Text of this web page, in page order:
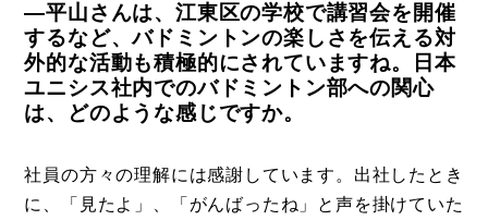
―平山さんは、江東区の学校で講習会を開催
するなど、バドミントンの楽しさを伝える対
外的な活動も積極的にされていますね。日本
ユニシス社内でのバドミントン部への関心
は、どのような感じですか。
社員の方々の理解には感謝しています。出社したとき
に、「見たよ」、「がんばったね」と声を掛けていた